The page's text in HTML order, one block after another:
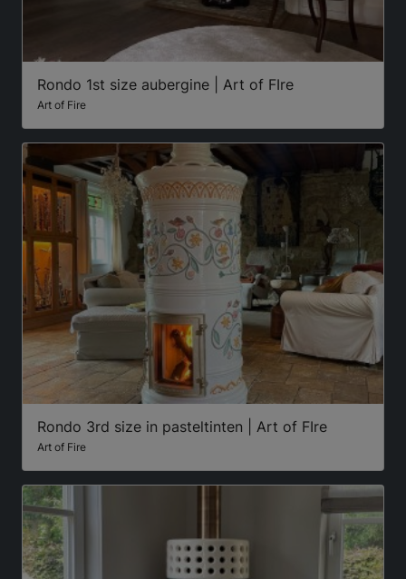
Rondo 1st size aubergine | Art of FIre
Art of Fire
Rondo 3rd size in pasteltinten | Art of FIre
Art of Fire